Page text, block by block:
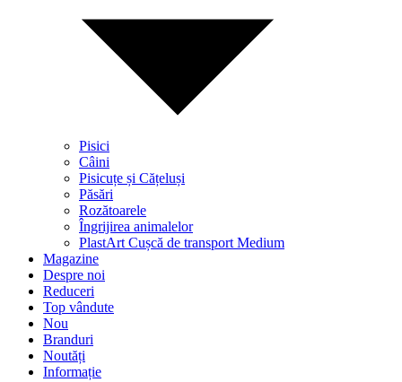
Pisici
Câini
Pisicuțe și Cățeluși
Păsări
Rozătoarele
Îngrijirea animalelor
PlastArt Cușcă de transport Medium
Magazine
Despre noi
Reduceri
Top vândute
Nou
Branduri
Noutăți
Informație